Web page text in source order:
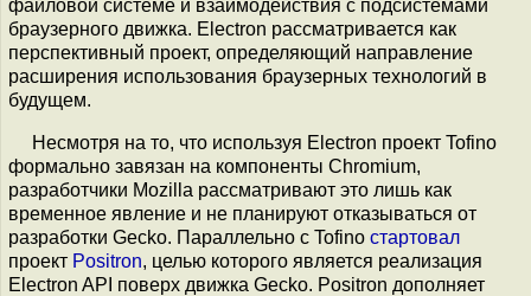
файловой системе и взаимодействия с подсистемами
браузерного движка. Electron рассматривается как
перспективный проект, определяющий направление
расширения использования браузерных технологий в
будущем.
Несмотря на то, что используя Electron проект Tofino
формально завязан на компоненты Chromium,
разработчики Mozilla рассматривают это лишь как
временное явление и не планируют отказываться от
разработки Gecko. Параллельно с Tofino стартовал
проект Positron, целью которого является реализация
Electron API поверх движка Gecko. Positron дополняет